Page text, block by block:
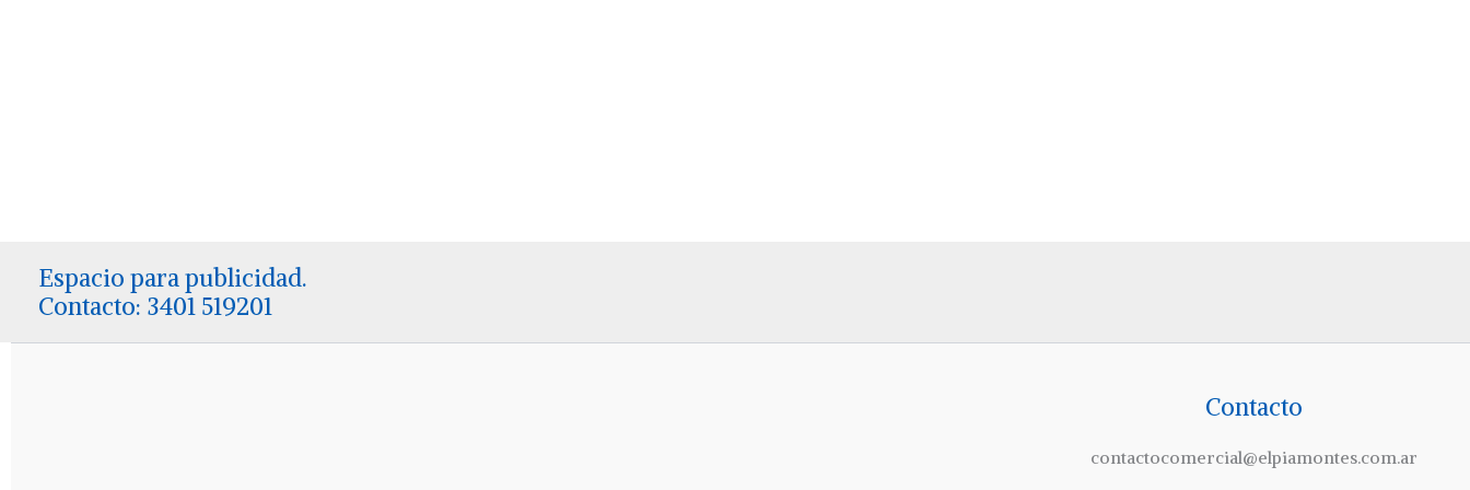
Espacio para publicidad.
Contacto: 3401 519201
Contacto
contactocomercial@elpiamontes.com.ar